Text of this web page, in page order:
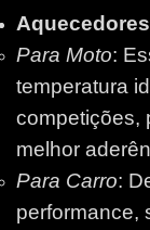
Para Moto:
temperatura
competições,
melhor
Para Carro:
performance,